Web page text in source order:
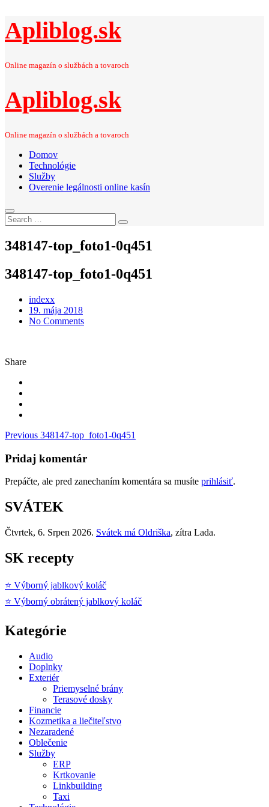
Apliblog.sk
Online magazín o službách a tovaroch
Apliblog.sk
Online magazín o službách a tovaroch
Domov
Technológie
Služby
Overenie legálnosti online kasín
Search
for:
Search
348147-top_foto1-0q451
348147-top_foto1-0q451
indexx
Posted
on
19. mája 2018
No Comments
Share
Navigácia
v
článku
Previous 348147-top_foto1-0q451
Pridaj komentár
Prepáčte, ale pred zanechaním komentára sa musíte prihlásiť.
SVÁTEK
Čtvrtek, 6. Srpen 2026. Svátek má Oldriška, zítra Lada.
SK recepty
⭐ Výborný jablkový koláč
⭐ Výborný obrátený jablkový koláč
Kategórie
Audio
Doplnky
Exteriér
Priemyselné brány
Terasové dosky
Financie
Kozmetika a liečiteľstvo
Nezaradené
Oblečenie
Služby
ERP
Krtkovanie
Linkbuilding
Taxi